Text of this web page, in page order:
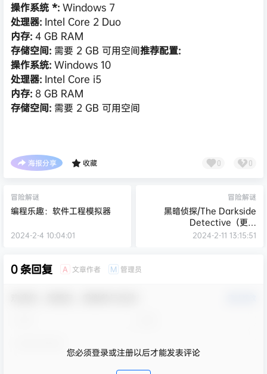
操作系统 *: Windows 7
处理器: Intel Core 2 Duo
内存: 4 GB RAM
存储空间: 需要 2 GB 可用空间推荐配置:
操作系统: Windows 10
处理器: Intel Core i5
内存: 8 GB RAM
存储空间: 需要 2 GB 可用空间
海报分享 收藏 0 0
冒险解谜
编程乐趣：软件工程模拟器
2024-2-4 10:04:01
冒险解谜
黑暗侦探/The Darkside
Detective（更新
Build.13125011）
2024-2-11 13:15:51
0 条回复 A 文章作者 M 管理员
您必须登录或注册以后才能发表评论